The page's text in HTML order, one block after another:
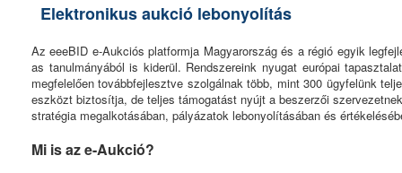
Elektronikus aukció lebonyolítás
Az eeeBID e-Aukciós platformja Magyarország és a régió egyik
as tanulmányából is kiderül. Rendszereink nyugat európai
megfelelően továbbfejlesztve szolgálnak több, mint 300 ügyfelünk
eszközt biztosítja, de teljes támogatást nyújt a beszerzői
stratégia megalkotásában, pályázatok lebonyolításában és
Mi is az e-Aukció?